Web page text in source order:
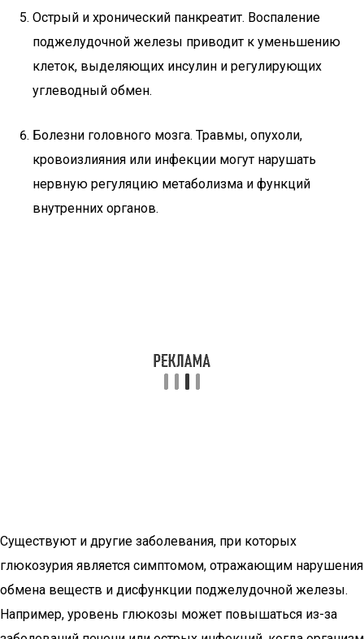
Острый и хронический панкреатит. Воспаление
поджелудочной железы приводит к уменьшению
клеток, выделяющих инсулин и регулирующих
углеводный обмен.
Болезни головного мозга. Травмы, опухоли,
кровоизлияния или инфекции могут нарушать
нервную регуляцию метаболизма и функций
внутренних органов.
Существуют и другие заболевания, при которых
глюкозурия является симптомом, отражающим нарушения
обмена веществ и дисфункции поджелудочной железы.
Например, уровень глюкозы может повышаться из-за